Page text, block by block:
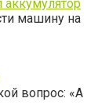
аккумулятор
машину на
вопрос: «А